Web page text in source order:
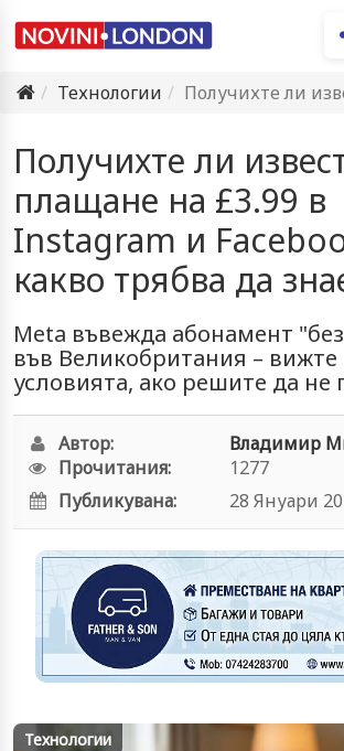
Технологии
Получихте ли известие за
Получихте ли
плащане на £3.99 в
Instagram и
какво трябва да
Meta въвежда абонамент
във Великобритания – вижте
условията, ако решите да не
Автор:
Владимир
Прочитания:
1277
Публикувана:
28 Януари
Технологии